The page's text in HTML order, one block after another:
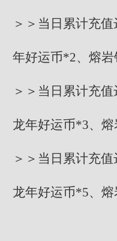
＞＞当日累计充
年好运币*2、熔岩
＞＞当日累计充值
龙年好运币*3、
＞＞当日累计充值
龙年好运币*5、